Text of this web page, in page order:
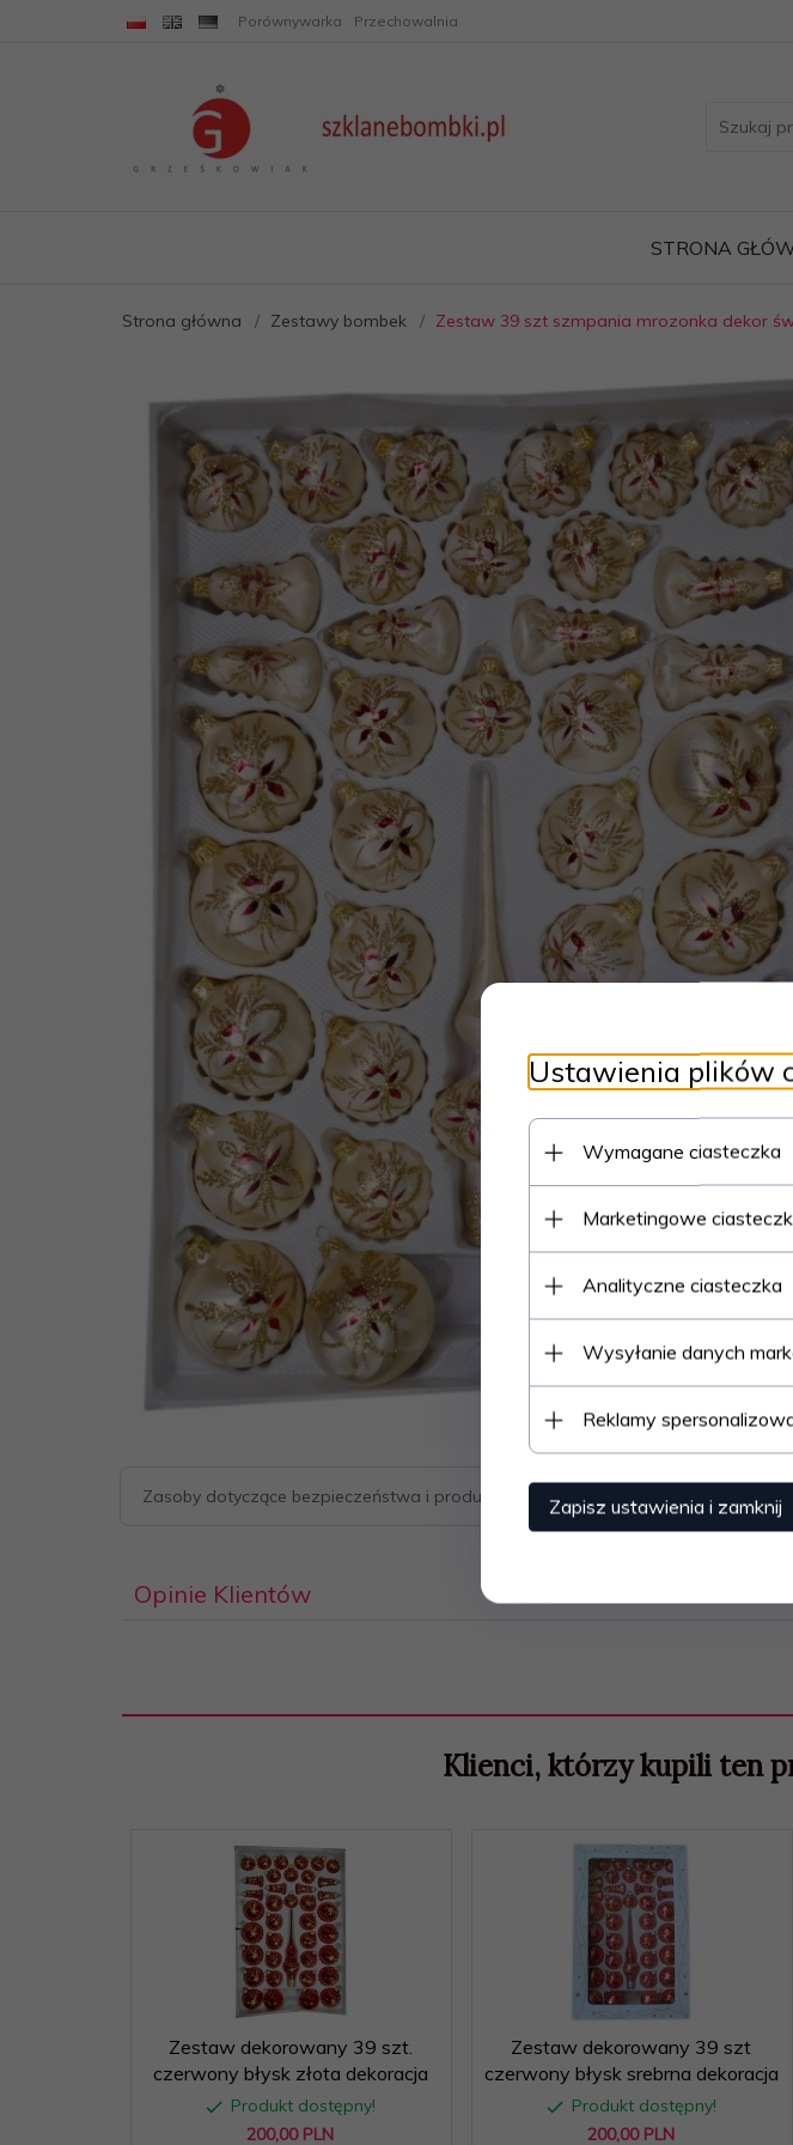
Porównywarka Przechowalnia
STRONA
Strona główna Zestawy bombek Zestaw 39 szt szmpania mrozonka dekor
Zasoby dotyczące bezpieczeństwa i produktów
Opinie Klientów
Klienci, którzy kupili ten
Zestaw dekorowany 39 szt.
czerwony błysk złota dekoracja
Produkt dostępny!
200,00 PLN
Zestaw dekorowany 39 szt
czerwony błysk srebrna dekoracja
Produkt dostępny!
200,00 PLN
Ustawienia plików
Wymagane ciasteczka
Marketingowe
Analityczne ciasteczka
Wysyłanie danych
Reklamy
Zapisz ustawienia i zamknij